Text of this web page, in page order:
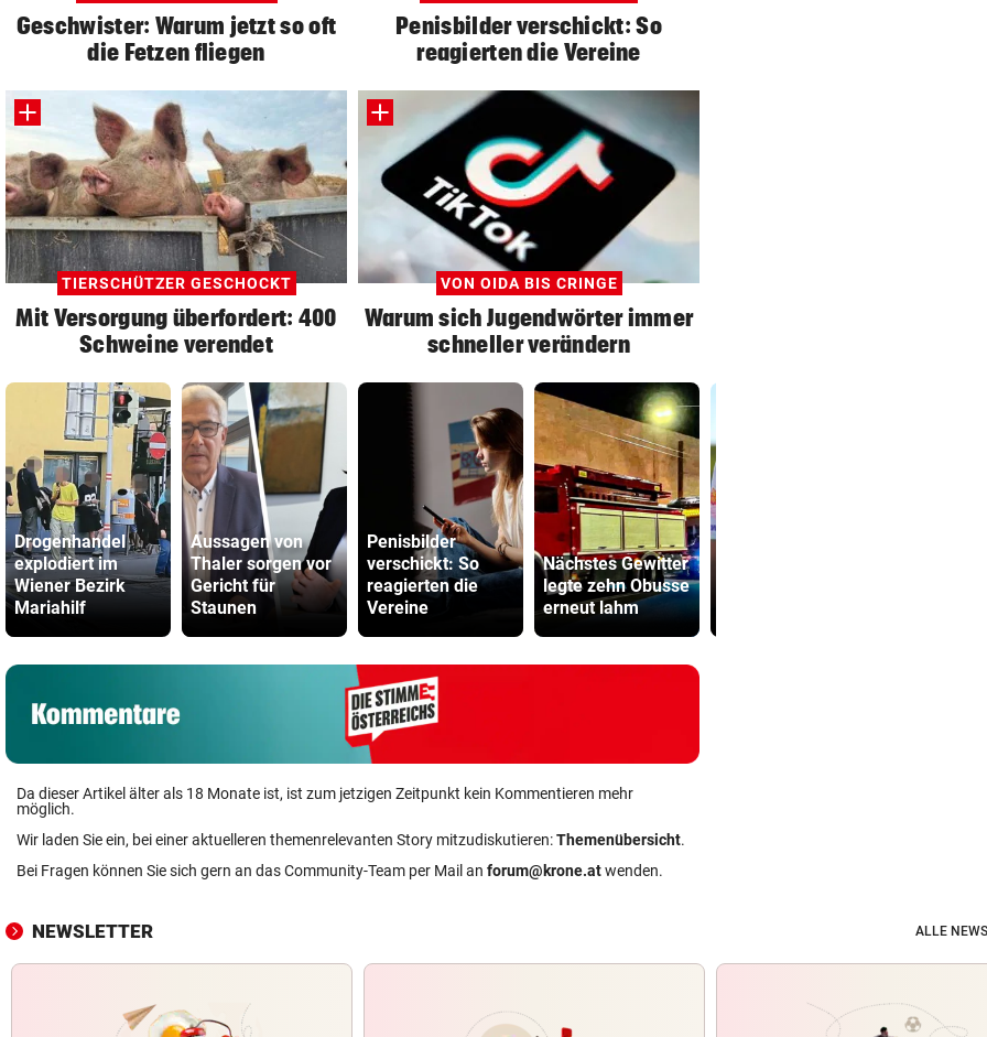
Geschwister: Warum jetzt so oft
die Fetzen fliegen
Penisbilder verschickt: So
reagierten die Vereine
TIERSCHÜTZER GESCHOCKT
Mit Versorgung überfordert: 400
Schweine verendet
VON OIDA BIS CRINGE
Warum sich Jugendwörter immer
schneller verändern
Drogenhandel
explodiert im
Wiener Bezirk
Mariahilf
Aussagen von
Thaler sorgen vor
Gericht für
Staunen
Penisbilder
verschickt: So
reagierten die
Vereine
Nächstes Gewitter
legte zehn Obusse
erneut lahm
Da dieser Artikel älter als 18 Monate ist, ist zum jetzigen Zeitpunkt kein Kommentieren mehr
möglich.
Wir laden Sie ein, bei einer aktuelleren themenrelevanten Story mitzudiskutieren:Themenübersicht.
Bei Fragen können Sie sich gern an das Community-Team per Mail an forum@krone.atwenden.
NEWSLETTER ALLE